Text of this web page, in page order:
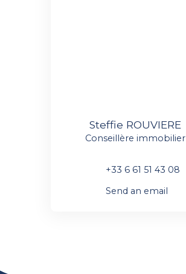
Steffie ROUVIERE
Conseillère immobilier
+33 6 61 51 43 08
Send an email